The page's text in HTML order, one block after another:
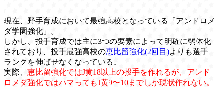
現在、野手育成において最強高校となっている「アンドロメ
ダ学園強化」。
しかし、投手育成では主に3つの要素によって明確に弱体化
されており、投手最強高校の恵比留強化(2回目)よりも選手
ランクを伸ばせなくなっている。
実際、 恵比留強化ではJ黄18以上の投手を作れるが、アンド
ロメダ強化ではハマってもJ黄9〜10までしか現状作れない。